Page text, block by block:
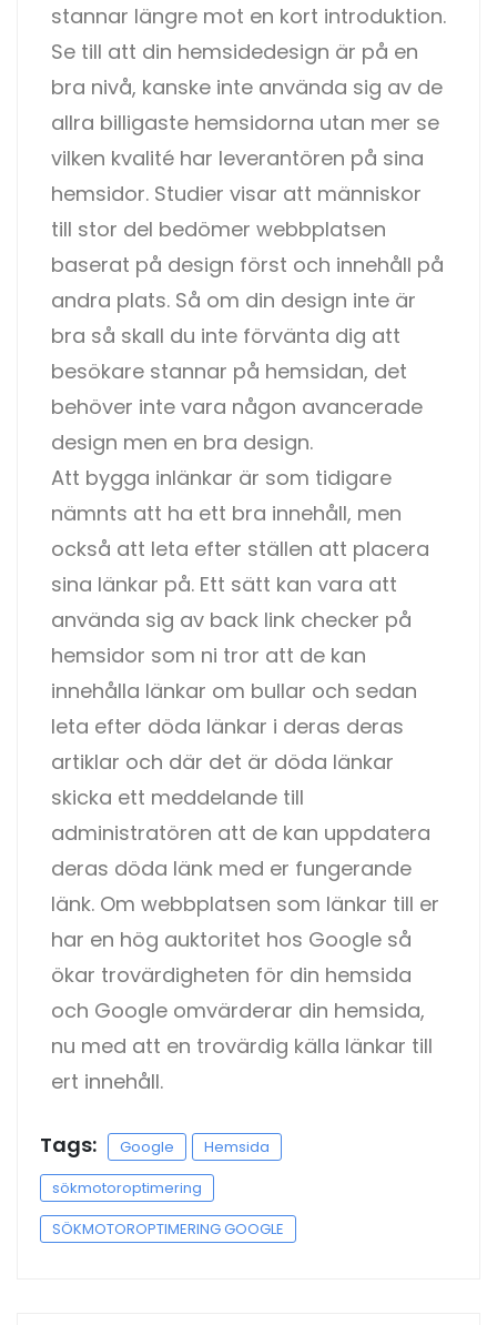
stannar längre mot en kort introduktion.
Se till att din hemsidedesign är på en
bra nivå, kanske inte använda sig av de
allra billigaste hemsidorna utan mer se
vilken kvalité har leverantören på sina
hemsidor. Studier visar att människor
till stor del bedömer webbplatsen
baserat på design först och innehåll på
andra plats. Så om din design inte är
bra så skall du inte förvänta dig att
besökare stannar på hemsidan, det
behöver inte vara någon avancerade
design men en bra design.
Att bygga inlänkar är som tidigare
nämnts att ha ett bra innehåll, men
också att leta efter ställen att placera
sina länkar på. Ett sätt kan vara att
använda sig av back link checker på
hemsidor som ni tror att de kan
innehålla länkar om bullar och sedan
leta efter döda länkar i deras deras
artiklar och där det är döda länkar
skicka ett meddelande till
administratören att de kan uppdatera
deras döda länk med er fungerande
länk. Om webbplatsen som länkar till er
har en hög auktoritet hos Google så
ökar trovärdigheten för din hemsida
och Google omvärderar din hemsida,
nu med att en trovärdig källa länkar till
ert innehåll.
Tags: Google
Hemsida
sökmotoroptimering
SÖKMOTOROPTIMERING GOOGLE